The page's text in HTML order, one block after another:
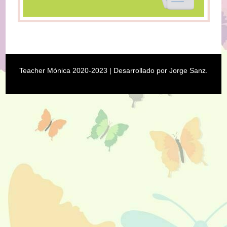
Teacher Mónica 2020-2023 | Desarrollado por Jorge Sanz.